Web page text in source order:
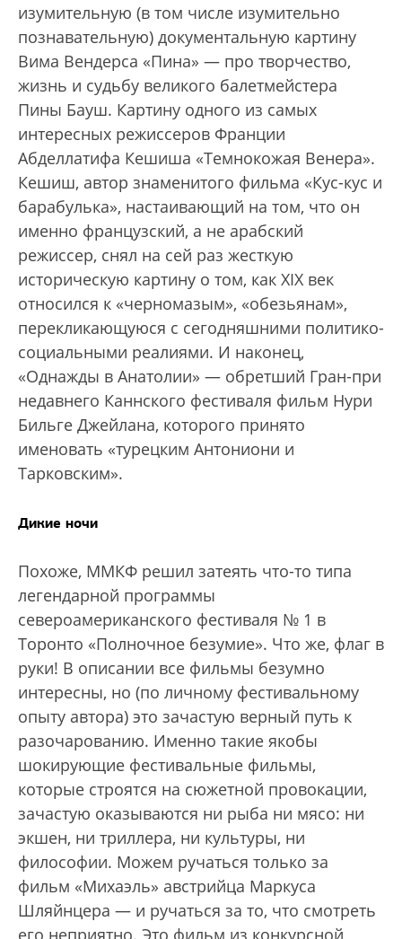
изумительную (в том числе изумительно
познавательную) документальную картину
Вима Вендерса «Пина» — про творчество,
жизнь и судьбу великого балетмейстера
Пины Бауш. Картину одного из самых
интересных режиссеров Франции
Абделлатифа Кешиша «Темнокожая Венера».
Кешиш, автор знаменитого фильма «Кус-кус и
барабулька», настаивающий на том, что он
именно французский, а не арабский
режиссер, снял на сей раз жесткую
историческую картину о том, как XIX век
относился к «черномазым», «обезьянам»,
перекликающуюся с сегодняшними политико-
социальными реалиями. И наконец,
«Однажды в Анатолии» — обретший Гран-при
недавнего Каннского фестиваля фильм Нури
Бильге Джейлана, которого принято
именовать «турецким Антониони и
Тарковским».
Дикие ночи
Похоже, ММКФ решил затеять что-то типа
легендарной программы
североамериканского фестиваля № 1 в
Торонто «Полночное безумие». Что же, флаг в
руки! В описании все фильмы безумно
интересны, но (по личному фестивальному
опыту автора) это зачастую верный путь к
разочарованию. Именно такие якобы
шокирующие фестивальные фильмы,
которые строятся на сюжетной провокации,
зачастую оказываются ни рыба ни мясо: ни
экшен, ни триллера, ни культуры, ни
философии. Можем ручаться только за
фильм «Михаэль» австрийца Маркуса
Шляйнцера — и ручаться за то, что смотреть
его неприятно. Это фильм из конкурсной